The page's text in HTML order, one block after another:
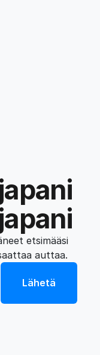
japani
japani
etsimääsi
auttaa.
Lähetä